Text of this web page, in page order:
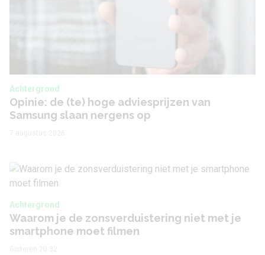
Achtergrond
Opinie: de (te) hoge adviesprijzen van
Samsung slaan nergens op
Achtergrond
Waarom je de zonsverduistering niet met je
smartphone moet filmen